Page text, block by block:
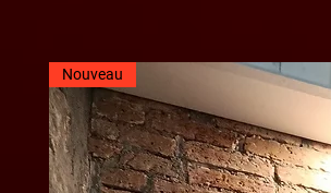
Nouveau